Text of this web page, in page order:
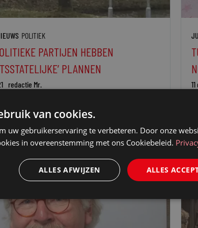
POLITIEK
PARTIJEN HEBBEN
PLANNEN
redactie Mr.
van cookies.
uw gebruikerservaring te verbeteren. Door onze
in overeenstemming met ons Cookiebeleid.
ALLES
ALLES AFWIJZEN